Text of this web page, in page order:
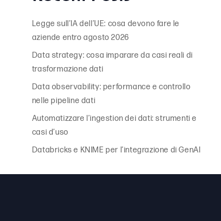
Legge sull’IA dell’UE: cosa devono fare le
aziende entro agosto 2026
Data strategy: cosa imparare da casi reali di
trasformazione dati
Data observability: performance e controllo
nelle pipeline dati
Automatizzare l’ingestion dei dati: strumenti e
casi d’uso
Databricks e KNIME per l’integrazione di GenAI